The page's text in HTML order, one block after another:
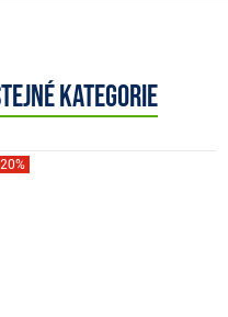
kategorie